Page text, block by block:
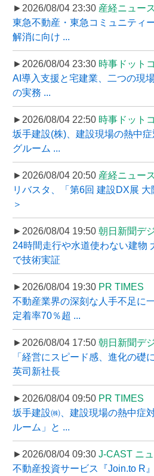
►2026/08/04 23:30 産経ニュース
東急不動産・東急コミュニティ
解消に向け ...
►2026/08/04 23:30 時事ドット
AI導入支援と宅建業、二つの現
の実務 ...
►2026/08/04 22:50 時事ドット
坂手建設(株)、建設現場の熱中
グルーム ...
►2026/08/04 20:50 産経ニュース
リバスタ、「第6回 建設DX展
＞
►2026/08/04 19:50 朝日新聞デ
24時間走行や水道使わない建物
で技術実証
►2026/08/04 19:30 PR TIMES
不動産業界の深刻な人手不足に
定着率70％超 ...
►2026/08/04 17:50 朝日新聞デ
「経営にスピード感、進化の礎
英司新社長
►2026/08/04 09:50 PR TIMES
坂手建設㈱、建設現場の熱中症
ルーム」と ...
►2026/08/04 09:30 J-CAST ニ
不動産投資サービス『Join.to R